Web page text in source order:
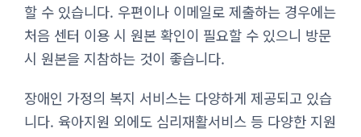
할 수 있습니다. 우편이나 이메일로 제출하는 경우에는
처음 센터 이용 시 원본 확인이 필요할 수 있으니 방문
시 원본을 지참하는 것이 좋습니다.
장애인 가정의 복지 서비스는 다양하게 제공되고 있습
니다. 육아지원 외에도 심리재활서비스 등 다양한 지원